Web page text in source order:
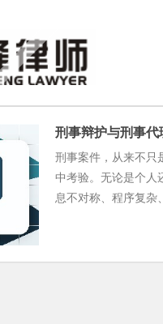
刑事辩护与刑事代
刑事案件，从来不只
中考验。无论是个人
息不对称、程序复杂